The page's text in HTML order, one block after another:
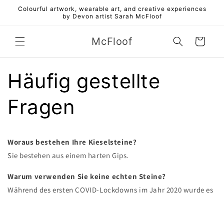
zum
Colourful artwork, wearable art, and creative experiences
by Devon artist Sarah McFloof
McFloof Warenkorb
Häufig gestellte
Fragen
Woraus bestehen Ihre Kieselsteine?
Sie bestehen aus einem harten Gips.
Warum verwenden Sie keine echten Steine?
Während des ersten COVID-Lockdowns im Jahr 2020 wurde es